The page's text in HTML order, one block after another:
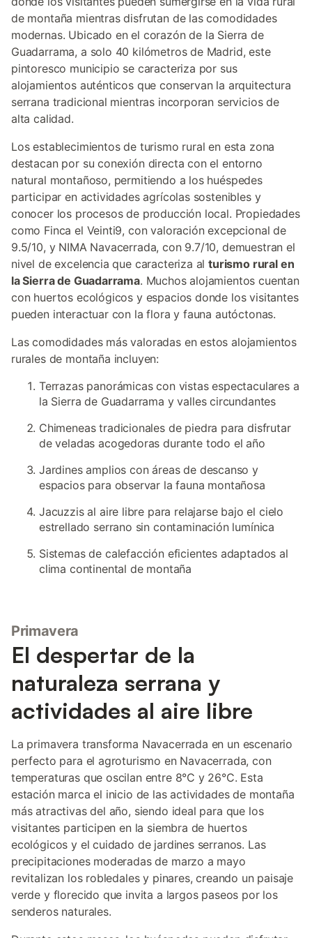
de montaña mientras disfrutan de las comodidades
modernas. Ubicado en el corazón de la Sierra de
Guadarrama, a solo 40 kilómetros de Madrid, este
pintoresco municipio se caracteriza por sus
alojamientos auténticos que conservan la arquitectura
serrana tradicional mientras incorporan servicios de
alta calidad.
Los establecimientos de turismo rural en esta zona
destacan por su conexión directa con el entorno
natural montañoso, permitiendo a los huéspedes
participar en actividades agrícolas sostenibles y
conocer los procesos de producción local. Propiedades
como Finca el Veinti9, con valoración excepcional de
9.5/10, y NIMA Navacerrada, con 9.7/10, demuestran el
nivel de excelencia que caracteriza alturismo rural en
la Sierra de Guadarrama. Muchos alojamientos cuentan
con huertos ecológicos y espacios donde los visitantes
pueden interactuar con la flora y fauna autóctonas.
Las comodidades más valoradas en estos alojamientos
rurales de montaña incluyen:
Terrazas panorámicas con vistas espectaculares a
la Sierra de Guadarrama y valles circundantes
Chimeneas tradicionales de piedra para disfrutar
de veladas acogedoras durante todo el año
Jardines amplios con áreas de descanso y
espacios para observar la fauna montañosa
Jacuzzis al aire libre para relajarse bajo el cielo
estrellado serrano sin contaminación lumínica
Sistemas de calefacción eficientes adaptados al
clima continental de montaña
Primavera
El despertar de la
naturaleza serrana y
actividades al aire libre
La primavera transforma Navacerrada en un escenario
perfecto para el agroturismo en Navacerrada, con
temperaturas que oscilan entre 8°C y 26°C. Esta
estación marca el inicio de las actividades de montaña
más atractivas del año, siendo ideal para que los
visitantes participen en la siembra de huertos
ecológicos y el cuidado de jardines serranos. Las
precipitaciones moderadas de marzo a mayo
revitalizan los robledales y pinares, creando un paisaje
verde y florecido que invita a largos paseos por los
senderos naturales.